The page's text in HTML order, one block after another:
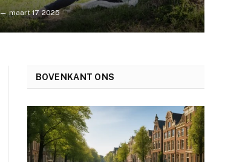
maart 17, 2025
BOVENKANT ONS